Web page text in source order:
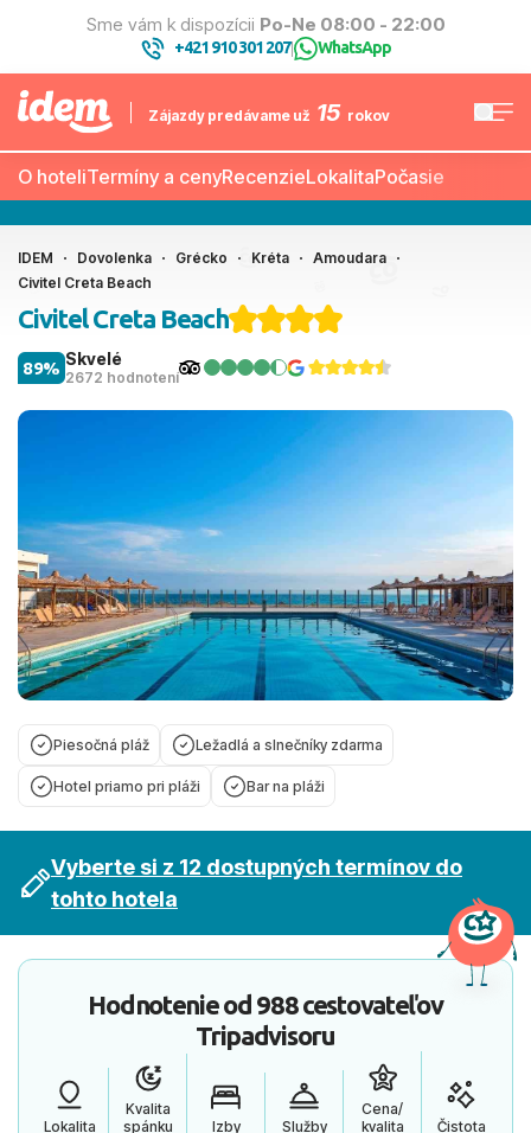
Sme vám k dispozícii Po-Ne 08:00 - 22:00
+421 910 301 207| WhatsApp
Zájazdy predávame už 15 rokov
O hoteliTermíny a cenyRecenzieLokalitaPočasie
IDEM Dovolenka Grécko Kréta
Amoudara
Civitel Creta Beach
Civitel Creta Beach
Skvelé
2672 hodnotení
89%
Piesočná pláž Ležadlá a slnečníky zdarma
Hotel priamo pri pláži Bar na pláži
Vyberte si z 12 dostupných termínov do
tohto hotela
Hodnotenie od 988 cestovateľov
Tripadvisoru
Lokalita
Kvalita
spánku
Izby Služby
Cena/
kvalita
Čistota